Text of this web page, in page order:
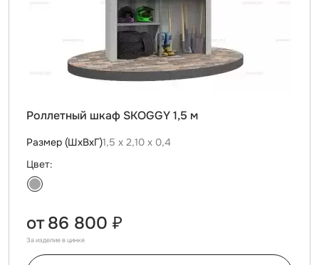
Роллетный шкаф SKOGGY 1,5 м
Размер (ШхВхГ)1,5 х 2,10 х 0,4
Цвет:
от 86 800 ₽
За изделие в цинке